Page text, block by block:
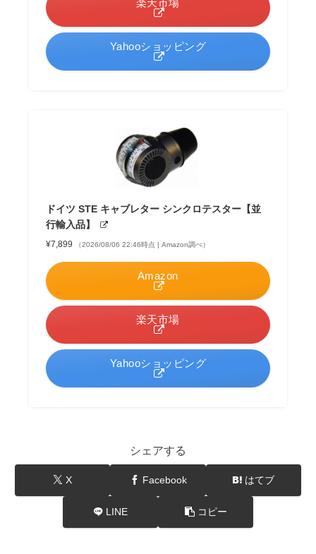
Yahooショッピング
ドイツ STE キャブレター シンクロテスター【並
行輸入品】
¥7,899 （2026/08/06 22:46時点 | Amazon調べ）
Amazon
楽天市場
Yahooショッピング
シェアする
X Facebook はてブ
LINE コピー